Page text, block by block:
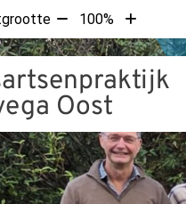
Tekst
verkleinen
met
10%
100%
Tekst
vergroten
met
10%
Oost